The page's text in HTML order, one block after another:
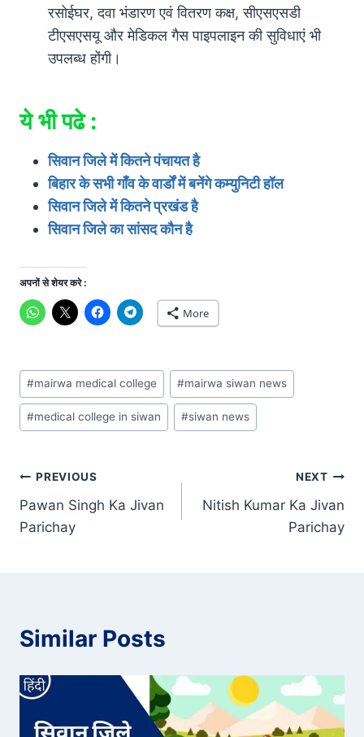
रसोईघर, दवा भंडारण एवं वितरण कक्ष, सीएसएसडी
टीएसएसयू और मेडिकल गैस पाइपलाइन की सुविधाएं भी
उपलब्ध होंगी।
ये भी पढे :
सिवान जिले में कितने पंचायत है
बिहार के सभी गाँव के वार्डों में बनेंगे कम्युनिटी हॉल
सिवान जिले में कितने प्रखंड है
सिवान जिले का सांसद कौन है
अपनों से शेयर करे :
More
Post
Tags:
#mairwa medical college #mairwa siwan news
#medical college in siwan #siwan news
Post
navigation
PREVIOUS
Pawan Singh Ka Jivan
Parichay
NEXT
Nitish Kumar Ka Jivan
Parichay
Similar Posts